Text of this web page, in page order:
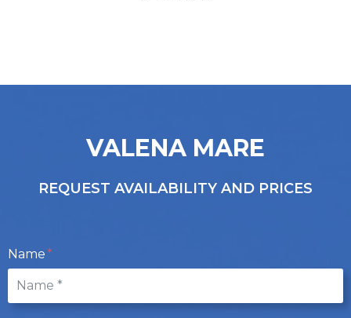
VALENA MARE
REQUEST AVAILABILITY AND PRICES
Name